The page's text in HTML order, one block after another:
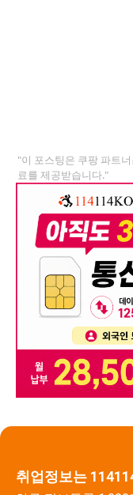
취업정보는
"이 포스팅은 쿠팡 파트
료를 제공받습니다."